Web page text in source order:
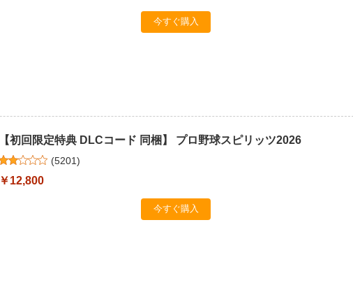
今すぐ購入
【初回限定特典 DLCコード 同梱】 プロ野球スピリッツ2026
(5201)
￥12,800
今すぐ購入